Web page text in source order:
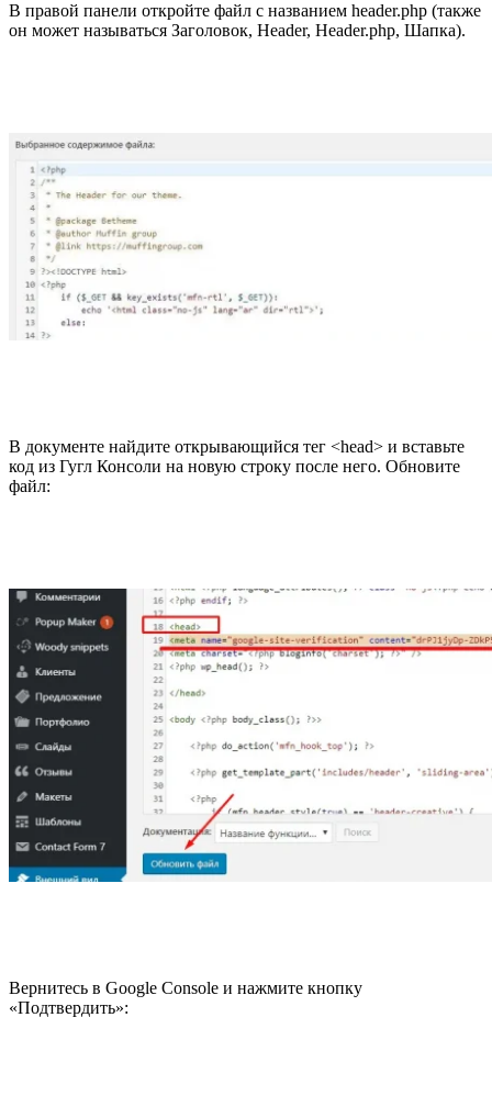
В правой панели откройте файл с названием header.php (также
он может называться Заголовок, Header, Нeader.php, Шапка).
В документе найдите открывающийся тег <head> и вставьте
код из Гугл Консоли на новую строку после него. Обновите
файл:
Вернитесь в Google Console и нажмите кнопку
«Подтвердить»: